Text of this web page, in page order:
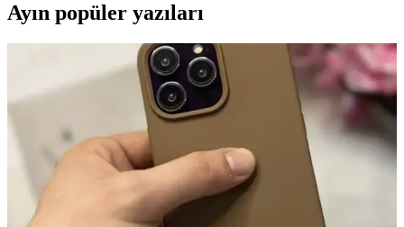
Ayın popüler yazıları